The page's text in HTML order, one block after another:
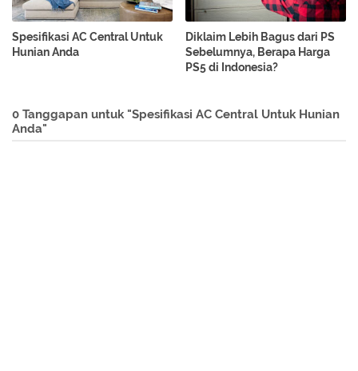
Spesifikasi AC Central Untuk
Hunian Anda
Diklaim Lebih Bagus dari PS
Sebelumnya, Berapa Harga
PS5 di Indonesia?
0 Tanggapan untuk "Spesifikasi AC Central Untuk Hunian
Anda"